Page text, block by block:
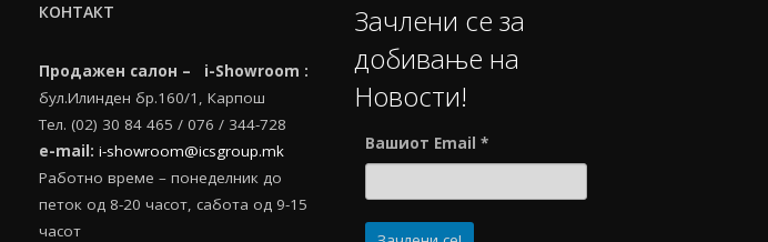
КОНТАКТ
Продажен салон – i-Showroom :
бул.Илинден бр.160/1, Карпош
Тел. (02) 30 84 465 / 076 / 344-728
e-mail: i-showroom@icsgroup.mk
Работно време – понеделник до
петок од 8-20 часот, сабота oд 9-15
часот
Зачлени се за
добивање на
Новости!
Вашиот Email*